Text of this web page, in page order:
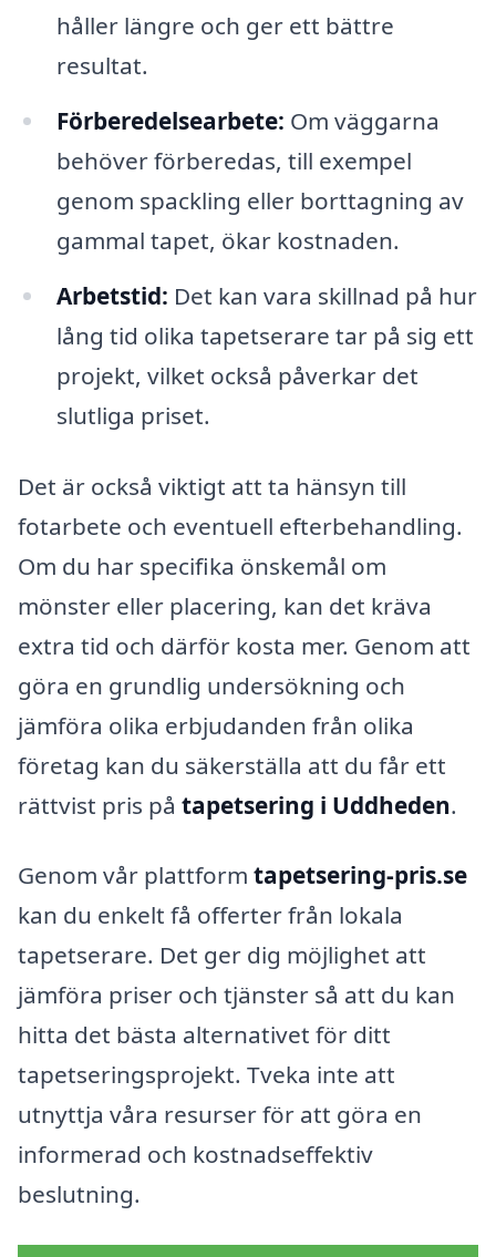
håller längre och ger ett bättre
resultat.
Förberedelsearbete: Om väggarna
behöver förberedas, till exempel
genom spackling eller borttagning av
gammal tapet, ökar kostnaden.
Arbetstid: Det kan vara skillnad på hur
lång tid olika tapetserare tar på sig ett
projekt, vilket också påverkar det
slutliga priset.
Det är också viktigt att ta hänsyn till
fotarbete och eventuell efterbehandling.
Om du har specifika önskemål om
mönster eller placering, kan det kräva
extra tid och därför kosta mer. Genom att
göra en grundlig undersökning och
jämföra olika erbjudanden från olika
företag kan du säkerställa att du får ett
rättvist pris på tapetsering i Uddheden.
Genom vår plattform tapetsering-pris.se
kan du enkelt få offerter från lokala
tapetserare. Det ger dig möjlighet att
jämföra priser och tjänster så att du kan
hitta det bästa alternativet för ditt
tapetseringsprojekt. Tveka inte att
utnyttja våra resurser för att göra en
informerad och kostnadseffektiv
beslutning.